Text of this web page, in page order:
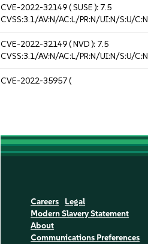
CVE-2022-32149( SUSE ): 7.5
CVSS:3.1/AV:N/AC:L/PR:N/UI:N/S:U/
CVE-2022-32149( NVD ): 7.5
CVSS:3.1/AV:N/AC:L/PR:N/UI:N/S:U/
CVE-2022-35957(
Careers
Legal
Modern Slavery Statement
About
Communications Preferences